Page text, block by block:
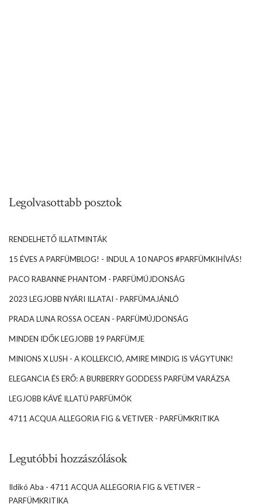
Legolvasottabb posztok
RENDELHETŐ ILLATMINTÁK
15 ÉVES A PARFÜMBLOG! - INDUL A 10 NAPOS #PARFÜMKIHÍVÁS!
PACO RABANNE PHANTOM - PARFÜMÚJDONSÁG
2023 LEGJOBB NYÁRI ILLATAI - PARFÜMAJÁNLÓ
PRADA LUNA ROSSA OCEAN - PARFÜMÚJDONSÁG
MINDEN IDŐK LEGJOBB 19 PARFÜMJE
MINIONS X LUSH - A KOLLEKCIÓ, AMIRE MINDIG IS VÁGYTUNK!
ELEGANCIA ÉS ERŐ: A BURBERRY GODDESS PARFÜM VARÁZSA
LEGJOBB KÁVÉ ILLATÚ PARFÜMÖK
4711 ACQUA ALLEGORIA FIG & VETIVER - PARFÜMKRITIKA
Legutóbbi hozzászólások
Ildikó Aba - 4711 ACQUA ALLEGORIA FIG & VETIVER –
PARFÜMKRITIKA